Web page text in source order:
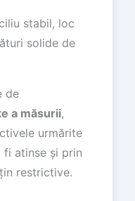
stabil, loc
solide de
de
a măsurii,
urmărite
atinse și prin
restrictive.